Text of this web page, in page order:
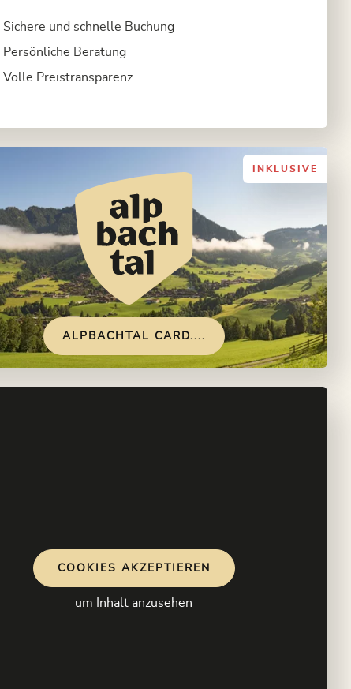
Sichere und schnelle Buchung
Persönliche Beratung
Volle Preistransparenz
INKLUSIVE
ALPBACHTAL CARD....
COOKIES AKZEPTIEREN
um Inhalt anzusehen